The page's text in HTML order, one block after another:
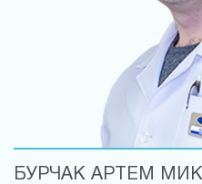
БУРЧАК АРТЕМ